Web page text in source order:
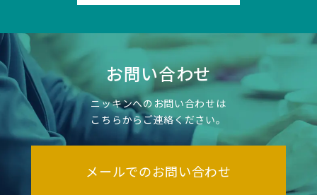
お問い合わせ
ニッキンへのお問い合わせは
こちらからご連絡ください。
メールでのお問い合わせ